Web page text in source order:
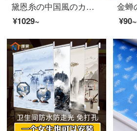
黛恩糸の中国風のカーテンは中国風の山水画の新中国式のカーテンを注文して作らせて、リビングルームの遮光布の幅1メートルの専門写真（カーテンの頭と部品などは別に計算します。）は何メートルで何枚撮りますか？
¥1029~
¥90~